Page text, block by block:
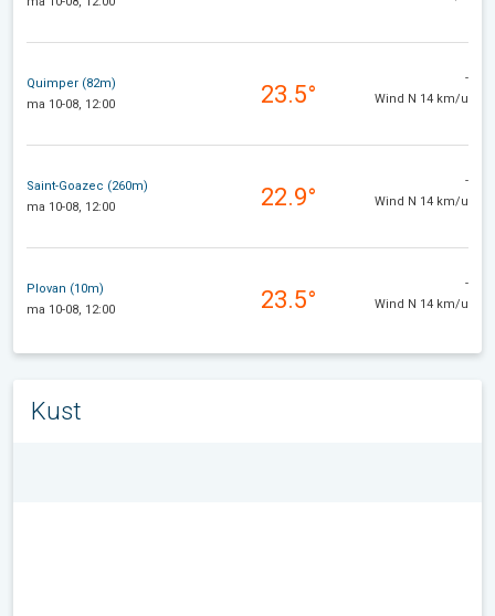
Quimper (82m)
ma 10-08, 12:00
23.5°
-
Wind N 14 km/u
Saint-Goazec (260m)
ma 10-08, 12:00
22.9°
-
Wind N 14 km/u
Plovan (10m)
ma 10-08, 12:00
23.5°
-
Wind N 14 km/u
Kust